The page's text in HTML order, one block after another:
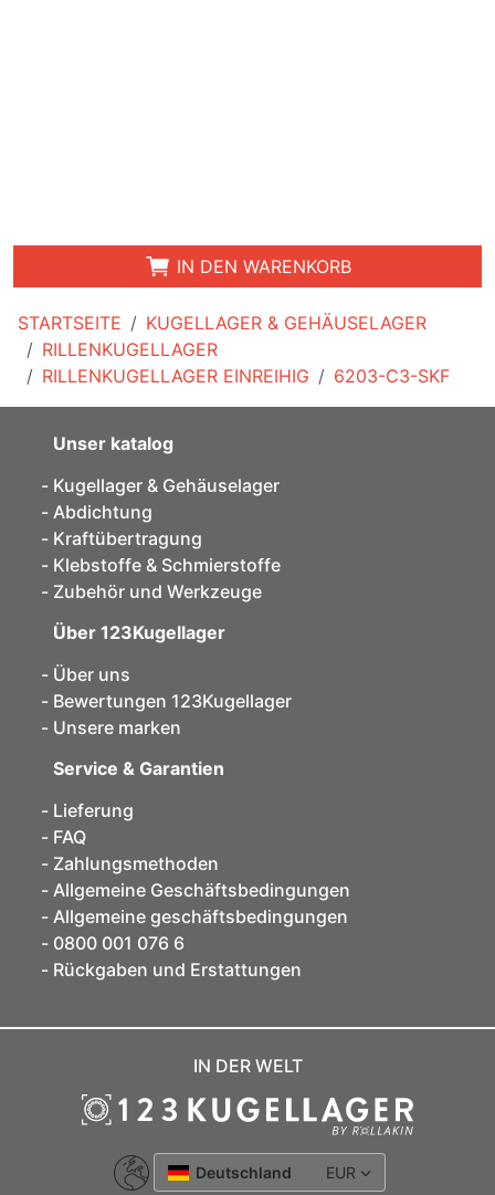
STARTSEITE
KUGELLAGER & GEHÄUSELAGER
RILLENKUGELLAGER
RILLENKUGELLAGER EINREIHIG
6203-C3-SKF
IN DEN WARENKORB
Unser katalog
Kugellager & Gehäuselager
Abdichtung
Kraftübertragung
Klebstoffe & Schmierstoffe
Zubehör und Werkzeuge
Über 123Kugellager
Über uns
Bewertungen 123Kugellager
Unsere marken
Service & Garantien
Lieferung
FAQ
Zahlungsmethoden
Allgemeine Geschäftsbedingungen
Allgemeine geschäftsbedingungen
0800 001 076 6
Rückgaben und Erstattungen
IN DER WELT
Deutschland EUR